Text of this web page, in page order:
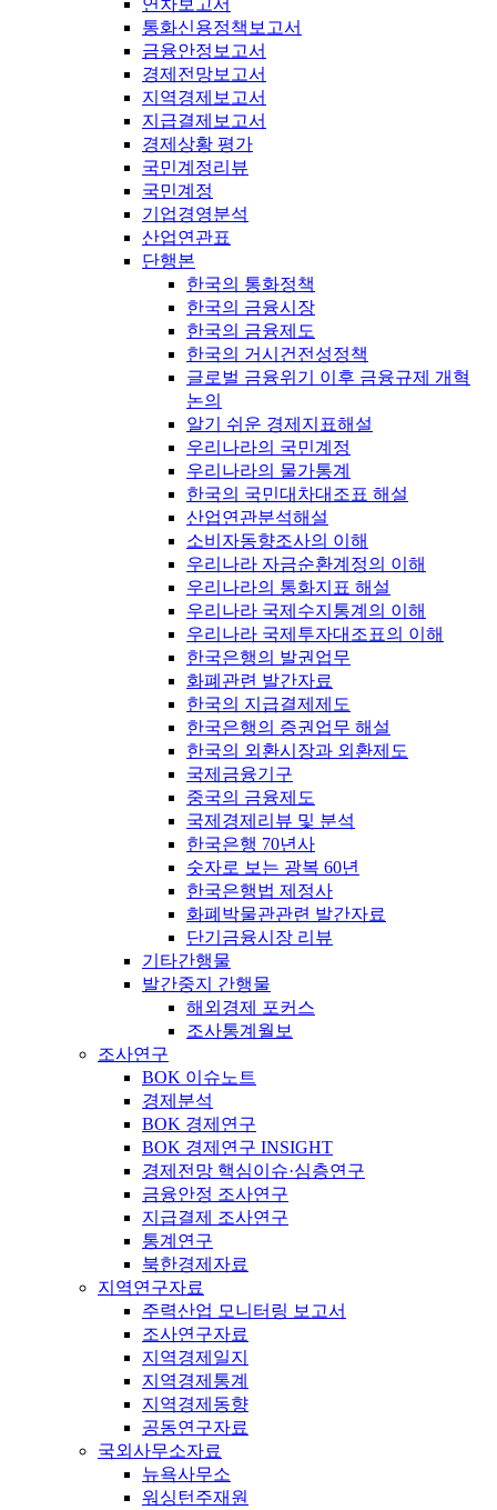
연차보고서
통화신용정책보고서
금융안정보고서
경제전망보고서
지역경제보고서
지급결제보고서
경제상황 평가
국민계정리뷰
국민계정
기업경영분석
산업연관표
단행본
한국의 통화정책
한국의 금융시장
한국의 금융제도
한국의 거시건전성정책
글로벌 금융위기 이후 금융규제 개혁
논의
알기 쉬운 경제지표해설
우리나라의 국민계정
우리나라의 물가통계
한국의 국민대차대조표 해설
산업연관분석해설
소비자동향조사의 이해
우리나라 자금순환계정의 이해
우리나라의 통화지표 해설
우리나라 국제수지통계의 이해
우리나라 국제투자대조표의 이해
한국은행의 발권업무
화폐관련 발간자료
한국의 지급결제제도
한국은행의 증권업무 해설
한국의 외환시장과 외환제도
국제금융기구
중국의 금융제도
국제경제리뷰 및 분석
한국은행 70년사
숫자로 보는 광복 60년
한국은행법 제정사
화폐박물관관련 발간자료
단기금융시장 리뷰
기타간행물
발간중지 간행물
해외경제 포커스
조사통계월보
조사연구
BOK 이슈노트
경제분석
BOK 경제연구
BOK 경제연구 INSIGHT
경제전망 핵심이슈·심층연구
금융안정 조사연구
지급결제 조사연구
통계연구
북한경제자료
지역연구자료
주력산업 모니터링 보고서
조사연구자료
지역경제일지
지역경제통계
지역경제동향
공동연구자료
국외사무소자료
뉴욕사무소
워싱턴주재원